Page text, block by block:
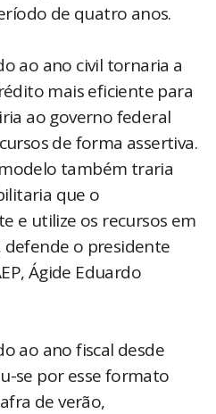
de quatro anos.
ao ano civil tornaria a
mais eficiente para
ao governo federal
de forma assertiva.
também traria
que o
e utilize os recursos em
defende o presidente
Ágide Eduardo
ao ano fiscal desde
se por esse formato
de verão,